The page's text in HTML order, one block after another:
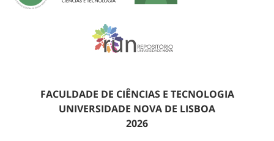
FACULDADE DE CIÊNCIAS E TECNOLOGIA
UNIVERSIDADE NOVA DE LISBOA
2026